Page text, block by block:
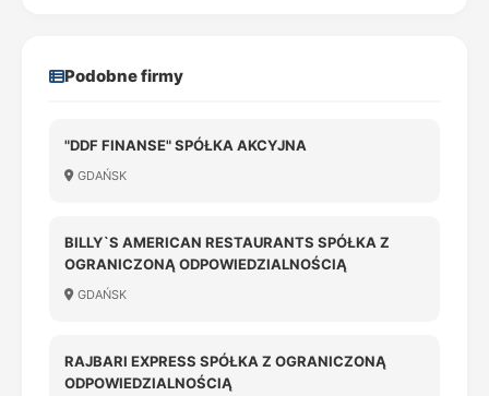
Podobne firmy
"DDF FINANSE" SPÓŁKA AKCYJNA
GDAŃSK
BILLY`S AMERICAN RESTAURANTS SPÓŁKA Z
OGRANICZONĄ ODPOWIEDZIALNOŚCIĄ
GDAŃSK
RAJBARI EXPRESS SPÓŁKA Z OGRANICZONĄ
ODPOWIEDZIALNOŚCIĄ